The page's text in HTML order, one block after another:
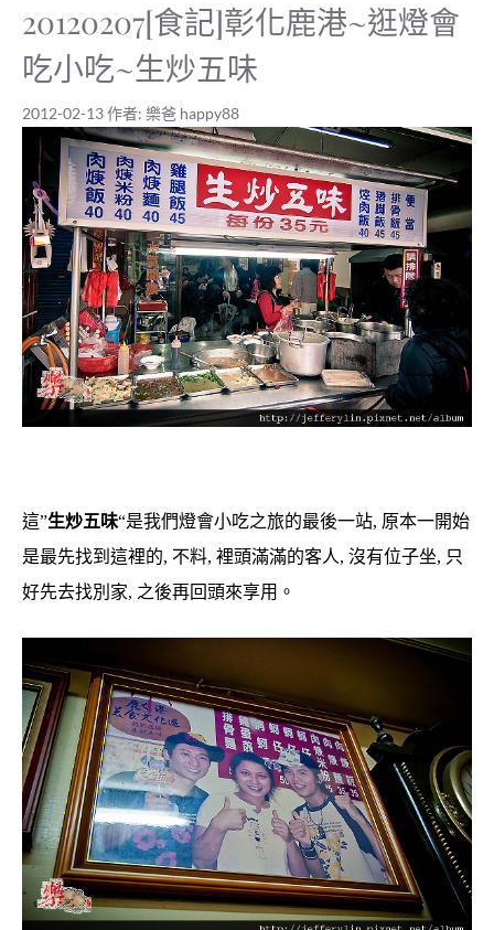
20120207[食記]彰化鹿港~逛燈會
吃小吃~生炒五味
2012-02-13作者: 樂爸 happy88
這”生炒五味“是我們燈會小吃之旅的最後一站, 原本一開始
是最先找到這裡的, 不料, 裡頭滿滿的客人, 沒有位子坐, 只
好先去找別家, 之後再回頭來享用。